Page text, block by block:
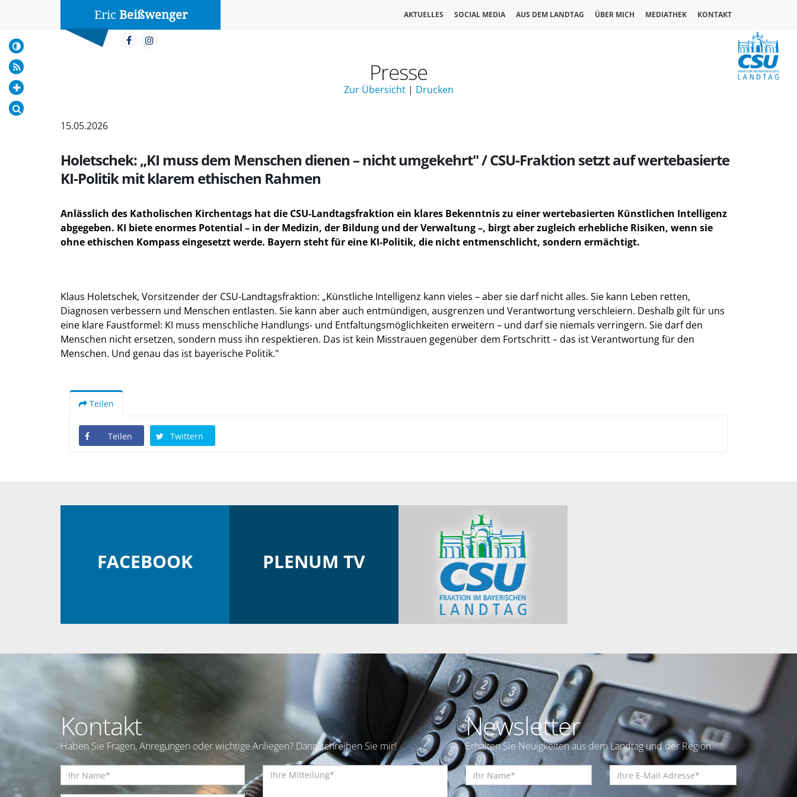
Eric Beißwenger AKTUELLES SOCIAL MEDIA AUS DEM LANDTAG ÜBER MICH MEDIATHEK KONTAKT
Presse
Zur Übersicht| Drucken
15.05.2026
Holetschek: „KI muss dem Menschen dienen – nicht umgekehrt" / CSU-Fraktion setzt auf wertebasierte
KI-Politik mit klarem ethischen Rahmen
Anlässlich des Katholischen Kirchentags hat die CSU-Landtagsfraktion ein klares Bekenntnis zu einer wertebasierten Künstlichen Intelligenz
abgegeben. KI biete enormes Potential – in der Medizin, der Bildung und der Verwaltung –, birgt aber zugleich erhebliche Risiken, wenn sie
ohne ethischen Kompass eingesetzt werde. Bayern steht für eine KI-Politik, die nicht entmenschlicht, sondern ermächtigt.
Klaus Holetschek, Vorsitzender der CSU-Landtagsfraktion: „Künstliche Intelligenz kann vieles – aber sie darf nicht alles. Sie kann Leben retten,
Diagnosen verbessern und Menschen entlasten. Sie kann aber auch entmündigen, ausgrenzen und Verantwortung verschleiern. Deshalb gilt für uns
eine klare Faustformel: KI muss menschliche Handlungs- und Entfaltungsmöglichkeiten erweitern – und darf sie niemals verringern. Sie darf den
Menschen nicht ersetzen, sondern muss ihn respektieren. Das ist kein Misstrauen gegenüber dem Fortschritt – das ist Verantwortung für den
Menschen. Und genau das ist bayerische Politik."
Teilen
Teilen Twittern
FACEBOOK PLENUM TV
Kontakt
Haben Sie Fragen, Anregungen oder wichtige Anliegen? Dann schreiben Sie mir!
Newsletter
Erhalten Sie Neuigkeiten aus dem Landtag und der Region.